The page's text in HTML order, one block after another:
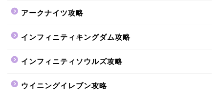
アークナイツ攻略
インフィニティキングダム攻略
インフィニティソウルズ攻略
ウイニングイレブン攻略